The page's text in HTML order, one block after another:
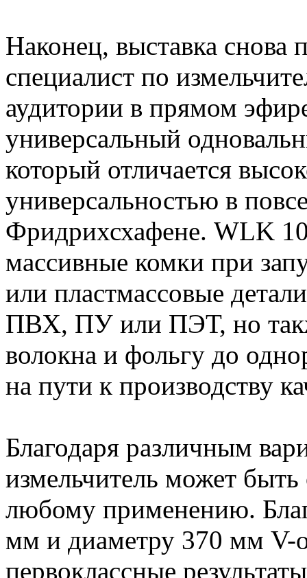
Наконец, выставка снова
специалист по
аудитории в прямом
универсальный
который отличается
универсальностью в
Фридрихсхафене. WLK
массивные комки при
или пластмассовые
ПВХ, ПУ или ПЭТ, но
волокна и фольгу до
на пути к производству
Благодаря различным
измельчитель может
любому применению.
мм и диаметру 370 мм V-
первоклассные